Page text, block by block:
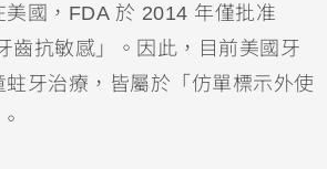
美國，FDA 於 2014 年僅批准
齒抗敏感」。因此，目前美國 牙
蛀牙治療，皆屬於「仿單標示外使